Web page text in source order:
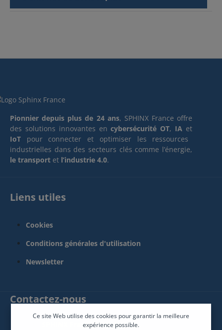
Pionnier depuis plus de 24 ans, SPHINX France offre
des solutions innovantes encybersécurité OT, IA et
IoT pour connecter et optimiser les ressources
industrielles dans des secteurs clés comme l’énergie,
le transport et l’industrie 4.0.
Liens utiles
Cookies
Conditions générales d'utilisation
Newsletter
Contactez-nous
SPHINX France Connect
Ce site Web utilise des cookies pour garantir la meilleure
expérience possible.